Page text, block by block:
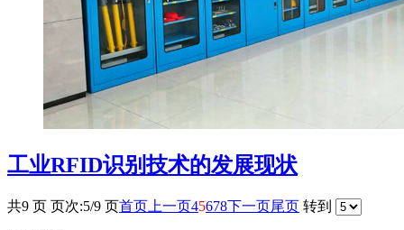
工业RFID识别技术的发展现状
共9 页 页次:5/9 页首页 上一页45678下一页尾页 转到